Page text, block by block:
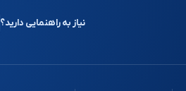
نیاز به راهنمایی دارید؟